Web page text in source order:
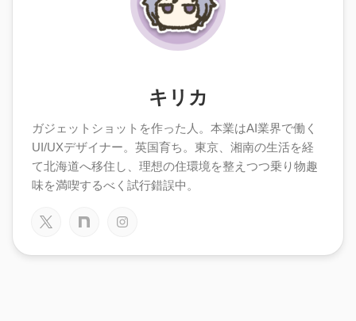
キリカ
ガジェットショットを作った人。本業はAI業界で働く
UI/UXデザイナー。英国育ち。東京、湘南の生活を経
て北海道へ移住し、理想の住環境を整えつつ乗り物趣
味を満喫するべく試行錯誤中。